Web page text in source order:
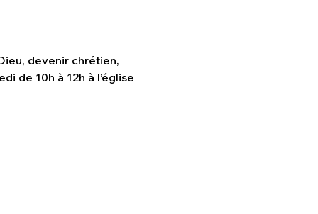
devenir chrétien,
de 10h à 12h à l’église